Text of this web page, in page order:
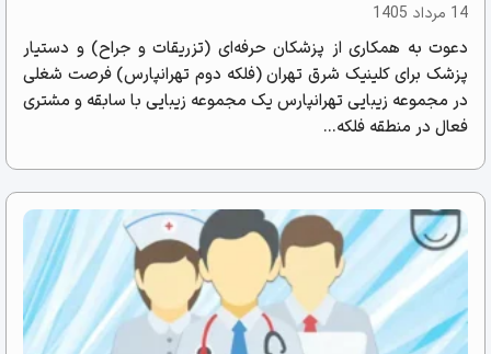
14 مرداد 1405
دعوت به همکاری از پزشکان حرفه‌ای (تزریقات و جراح) و دستیار
پزشک برای کلینیک شرق تهران (فلکه دوم تهرانپارس) فرصت شغلی
در مجموعه زیبایی تهرانپارس یک مجموعه زیبایی با سابقه و مشتری
فعال در منطقه فلکه...